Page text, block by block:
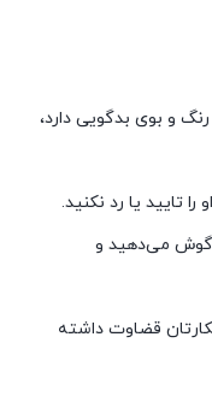
و بوی بدگویی دارد،
تایید یا رد نکنید.
گوش می‌دهید و
قضاوت داشته